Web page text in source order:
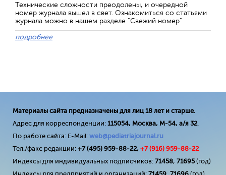
Технические сложности преодолены, и очередной
номер журнала вышел в свет. Ознакомиться со статьями
журнала можно в нашем разделе "Свежий номер"
подробнее
Материалы сайта предназначены для лиц 18 лет и старше.
Адрес для корреспонденции: 115054, Москва, М-54, а/я 32.
По работе сайта: E-Mail: web@pediatriajournal.ru
Тел./факс редакции: +7 (495) 959-88-22, +7 (916) 959-88-22
Индексы для индивидуальных подписчиков: 71458, 71695(год)